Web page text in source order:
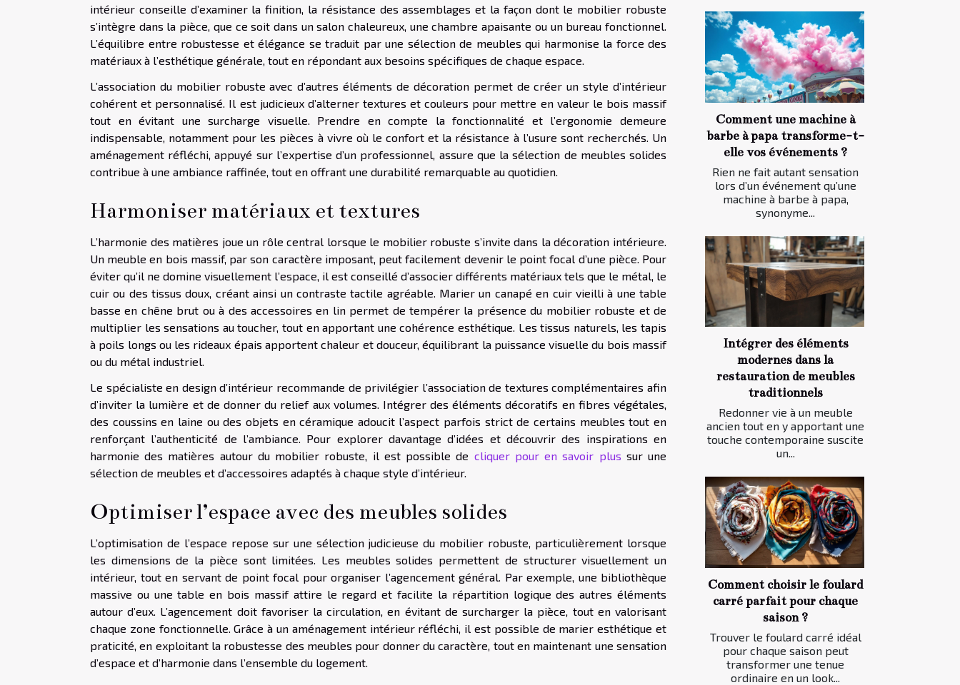
intérieur conseille d’examiner la finition, la résistance des assemblages et la façon dont le mobilier robuste
s’intègre dans la pièce, que ce soit dans un salon chaleureux, une chambre apaisante ou un bureau fonctionnel.
L’équilibre entre robustesse et élégance se traduit par une sélection de meubles qui harmonise la force des
matériaux à l’esthétique générale, tout en répondant aux besoins spécifiques de chaque espace.
L’association du mobilier robuste avec d’autres éléments de décoration permet de créer un style d’intérieur
cohérent et personnalisé. Il est judicieux d’alterner textures et couleurs pour mettre en valeur le bois massif
tout en évitant une surcharge visuelle. Prendre en compte la fonctionnalité et l’ergonomie demeure
indispensable, notamment pour les pièces à vivre où le confort et la résistance à l’usure sont recherchés. Un
aménagement réfléchi, appuyé sur l’expertise d’un professionnel, assure que la sélection de meubles solides
contribue à une ambiance raffinée, tout en offrant une durabilité remarquable au quotidien.
Harmoniser matériaux et textures
L’harmonie des matières joue un rôle central lorsque le mobilier robuste s’invite dans la décoration intérieure.
Un meuble en bois massif, par son caractère imposant, peut facilement devenir le point focal d’une pièce. Pour
éviter qu’il ne domine visuellement l’espace, il est conseillé d’associer différents matériaux tels que le métal, le
cuir ou des tissus doux, créant ainsi un contraste tactile agréable. Marier un canapé en cuir vieilli à une table
basse en chêne brut ou à des accessoires en lin permet de tempérer la présence du mobilier robuste et de
multiplier les sensations au toucher, tout en apportant une cohérence esthétique. Les tissus naturels, les tapis
à poils longs ou les rideaux épais apportent chaleur et douceur, équilibrant la puissance visuelle du bois massif
ou du métal industriel.
Le spécialiste en design d’intérieur recommande de privilégier l’association de textures complémentaires afin
d’inviter la lumière et de donner du relief aux volumes. Intégrer des éléments décoratifs en fibres végétales,
des coussins en laine ou des objets en céramique adoucit l’aspect parfois strict de certains meubles tout en
renforçant l’authenticité de l’ambiance. Pour explorer davantage d’idées et découvrir des inspirations en
harmonie des matières autour du mobilier robuste, il est possible de cliquer pour en savoir plus sur une
sélection de meubles et d’accessoires adaptés à chaque style d’intérieur.
Optimiser l’espace avec des meubles solides
L’optimisation de l’espace repose sur une sélection judicieuse du mobilier robuste, particulièrement lorsque
les dimensions de la pièce sont limitées. Les meubles solides permettent de structurer visuellement un
intérieur, tout en servant de point focal pour organiser l’agencement général. Par exemple, une bibliothèque
massive ou une table en bois massif attire le regard et facilite la répartition logique des autres éléments
autour d’eux. L’agencement doit favoriser la circulation, en évitant de surcharger la pièce, tout en valorisant
chaque zone fonctionnelle. Grâce à un aménagement intérieur réfléchi, il est possible de marier esthétique et
praticité, en exploitant la robustesse des meubles pour donner du caractère, tout en maintenant une sensation
d’espace et d’harmonie dans l’ensemble du logement.
Comment une machine à
barbe à papa transforme-t-
elle vos événements ?
Rien ne fait autant sensation
lors d’un événement qu’une
machine à barbe à papa,
synonyme...
Intégrer des éléments
modernes dans la
restauration de meubles
traditionnels
Redonner vie à un meuble
ancien tout en y apportant une
touche contemporaine suscite
un...
Comment choisir le foulard
carré parfait pour chaque
saison ?
Trouver le foulard carré idéal
pour chaque saison peut
transformer une tenue
ordinaire en un look...